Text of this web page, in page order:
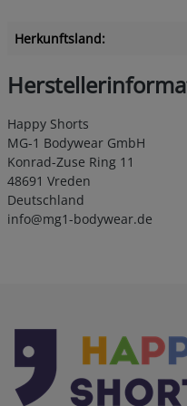
Herkunftsland:
Happy Shorts
MG-1 Bodywear GmbH
Konrad-Zuse Ring 11
48691 Vreden
Deutschland
info@mg1-bodywear.de